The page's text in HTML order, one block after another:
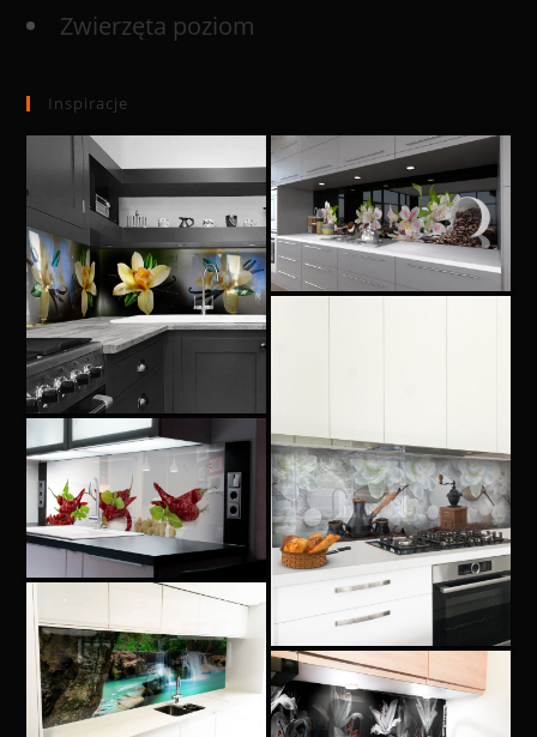
Zwierzęta poziom
Inspiracje